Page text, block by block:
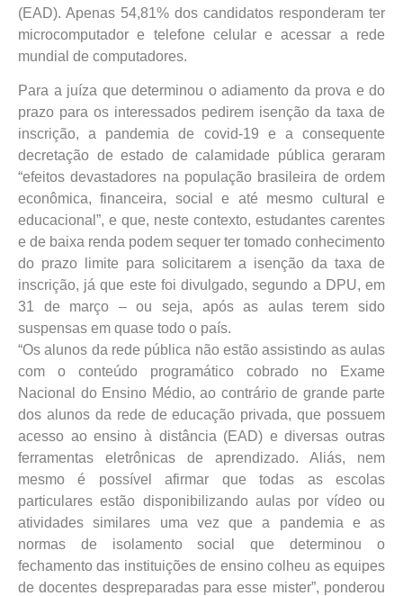
(EAD). Apenas 54,81% dos candidatos responderam ter
microcomputador e telefone celular e acessar a rede
mundial de computadores.
Para a juíza que determinou o adiamento da prova e do
prazo para os interessados pedirem isenção da taxa de
inscrição, a pandemia de covid-19 e a consequente
decretação de estado de calamidade pública geraram
“efeitos devastadores na população brasileira de ordem
econômica, financeira, social e até mesmo cultural e
educacional”, e que, neste contexto, estudantes carentes
e de baixa renda podem sequer ter tomado conhecimento
do prazo limite para solicitarem a isenção da taxa de
inscrição, já que este foi divulgado, segundo a DPU, em
31 de março – ou seja, após as aulas terem sido
suspensas em quase todo o país.
“Os alunos da rede pública não estão assistindo as aulas
com o conteúdo programático cobrado no Exame
Nacional do Ensino Médio, ao contrário de grande parte
dos alunos da rede de educação privada, que possuem
acesso ao ensino à distância (EAD) e diversas outras
ferramentas eletrônicas de aprendizado. Aliás, nem
mesmo é possível afirmar que todas as escolas
particulares estão disponibilizando aulas por vídeo ou
atividades similares uma vez que a pandemia e as
normas de isolamento social que determinou o
fechamento das instituições de ensino colheu as equipes
de docentes despreparadas para esse mister”, ponderou